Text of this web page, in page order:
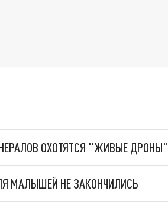
ОХОТЯТСЯ "ЖИВЫЕ ДРОНЫ"
МАЛЫШЕЙ НЕ ЗАКОНЧИЛИСЬ